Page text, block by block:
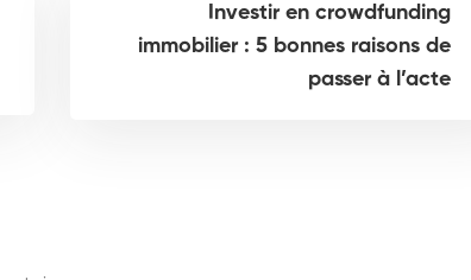
Investir en crowdfunding
immobilier : 5 bonnes raisons de
passer à l’acte